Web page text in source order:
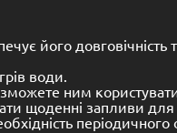
його
води.
ним
щоденні запливи